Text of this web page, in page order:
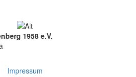
1958 e.V.
Impressum